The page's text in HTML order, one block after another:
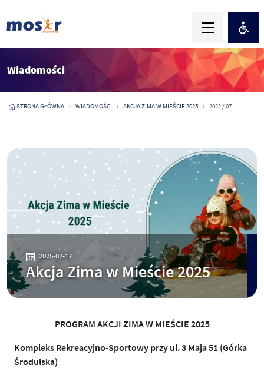
Wiadomości
STRONA GŁÓWNA WIADOMOŚCI AKCJA ZIMA W MIEŚCIE 2025 2022 / 07
2025-02-17
Akcja Zima w Mieście 2025
PROGRAM AKCJI ZIMA W MIEŚCIE 2025
Kompleks Rekreacyjno-Sportowy przy ul. 3 Maja 51 (Górka
Środulska)